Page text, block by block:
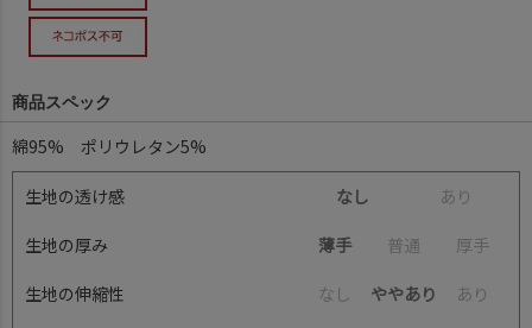
商品スペック
綿95% ポリウレタン5%
生地の透け感 なし あ り
生地の厚み 薄手 普通 厚手
生地の伸縮性 な し ややあり あ り